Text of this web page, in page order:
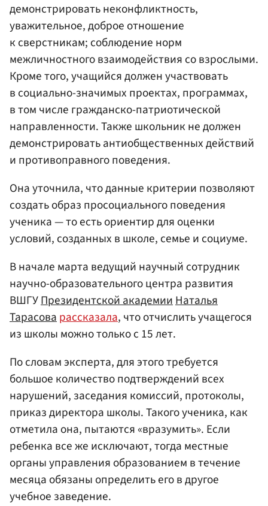
демонстрировать неконфликтность,
уважительное, доброе отношение
к сверстникам; соблюдение норм
межличностного взаимодействия со взрослыми.
Кроме того, учащийся должен участвовать
в социально-значимых проектах, программах,
в том числе гражданско-патриотической
направленности. Также школьник не должен
демонстрировать антиобщественных действий
и противоправного поведения.
Она уточнила, что данные критерии позволяют
создать образ просоциального поведения
ученика — то есть ориентир для оценки
условий, созданных в школе, семье и социуме.
В начале марта ведущий научный сотрудник
научно-образовательного центра развития
ВШГУПрезидентской академииНаталья
Тарасоварассказала, что отчислить учащегося
из школы можно только с 15 лет.
По словам эксперта, для этого требуется
большое количество подтверждений всех
нарушений, заседания комиссий, протоколы,
приказ директора школы. Такого ученика, как
отметила она, пытаются «вразумить». Если
ребенка все же исключают, тогда местные
органы управления образованием в течение
месяца обязаны определить его в другое
учебное заведение.